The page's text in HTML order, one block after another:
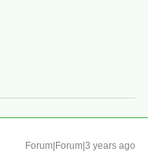
Forum|Forum|3 years ago